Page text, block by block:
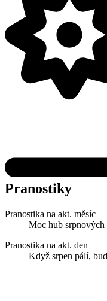
Pranostiky
Pranostika na akt. měsíc
Moc hub srpnových
Pranostika na akt. den
Když srpen pálí,